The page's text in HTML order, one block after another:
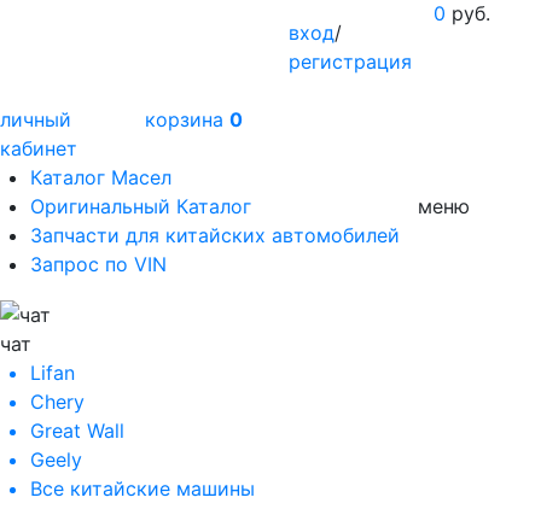
вход/
регистрация
0 руб.
личный
кабинет
корзина 0
Каталог Масел
Оригинальный Каталог
Запчасти для китайских автомобилей
Запрос по VIN
меню
чат
Lifan
Chery
Great Wall
Geely
Все китайские машины